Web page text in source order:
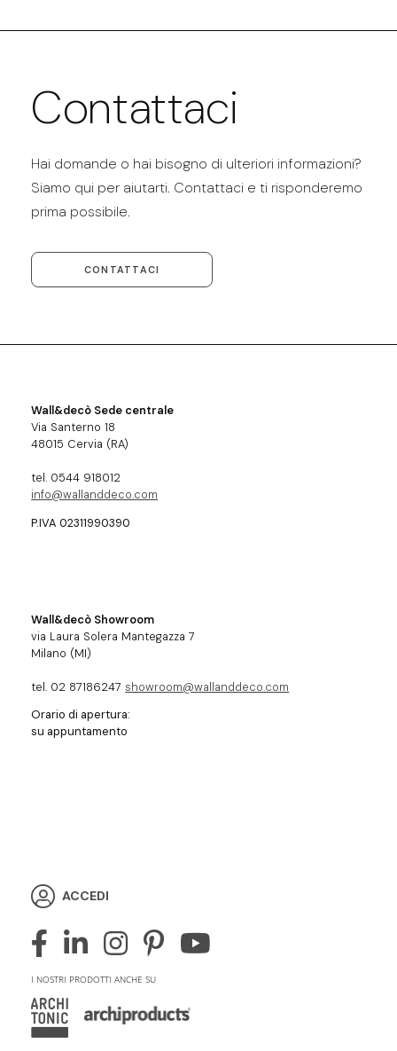
Contattaci
Hai domande o hai bisogno di ulteriori informazioni?
Siamo qui per aiutarti. Contattaci e ti risponderemo
prima possibile.
CONTATTACI
Wall&decò Sede centrale
Via Santerno 18
48015 Cervia (RA)
tel. 0544 918012
info@wallanddeco.com
P.IVA 02311990390
Wall&decò Showroom
via Laura Solera Mantegazza 7
Milano (MI)
tel. 02 87186247 showroom@wallanddeco.com
Orario di apertura:
su appuntamento
ACCEDI
I NOSTRI PRODOTTI ANCHE SU